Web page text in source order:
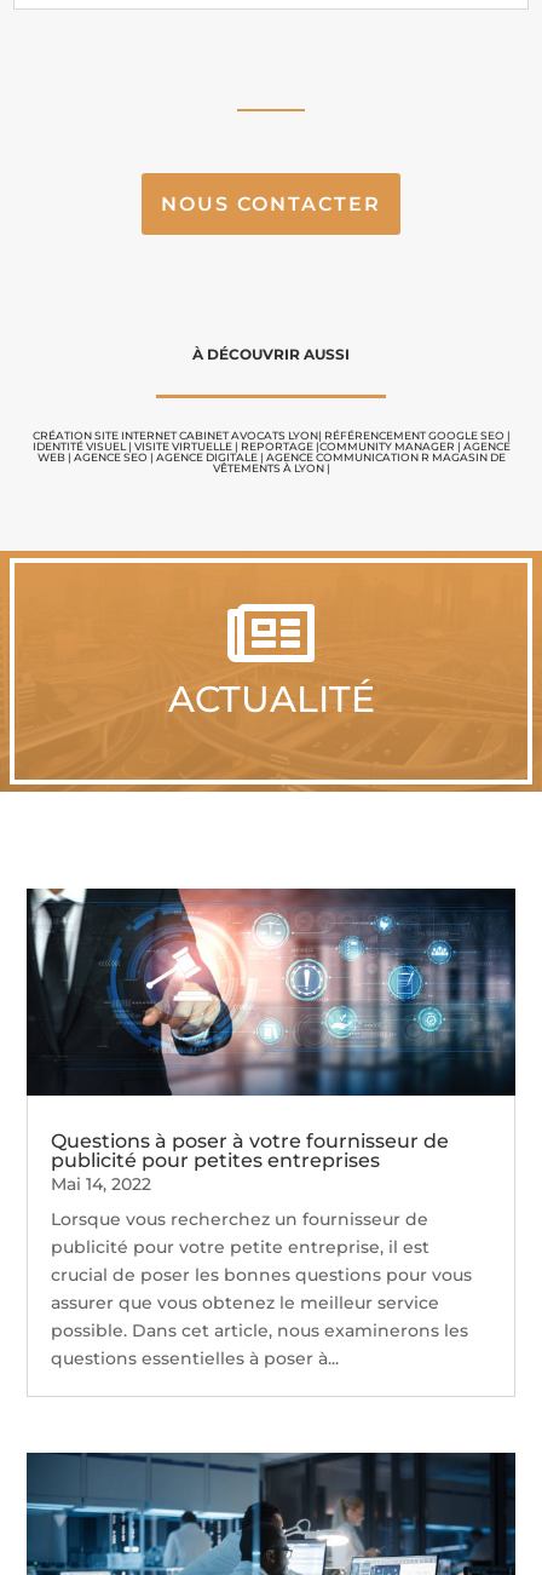
NOUS CONTACTER
À DÉCOUVRIR AUSSI
CRÉATION SITE INTERNET CABINET AVOCATS LYON| RÉFÉRENCEMENT GOOGLE SEO |
IDENTITÉ VISUEL | VISITE VIRTUELLE| REPORTAGE |COMMUNITY MANAGER | AGENCE
WEB| AGENCE SEO | AGENCE DIGITALE| AGENCE COMMUNICATION R MAGASIN DE
VÊTEMENTS À LYON|

ACTUALITÉ
Questions à poser à votre fournisseur de
publicité pour petites entreprises
Mai 14, 2022
Lorsque vous recherchez un fournisseur de
publicité pour votre petite entreprise, il est
crucial de poser les bonnes questions pour vous
assurer que vous obtenez le meilleur service
possible. Dans cet article, nous examinerons les
questions essentielles à poser à...